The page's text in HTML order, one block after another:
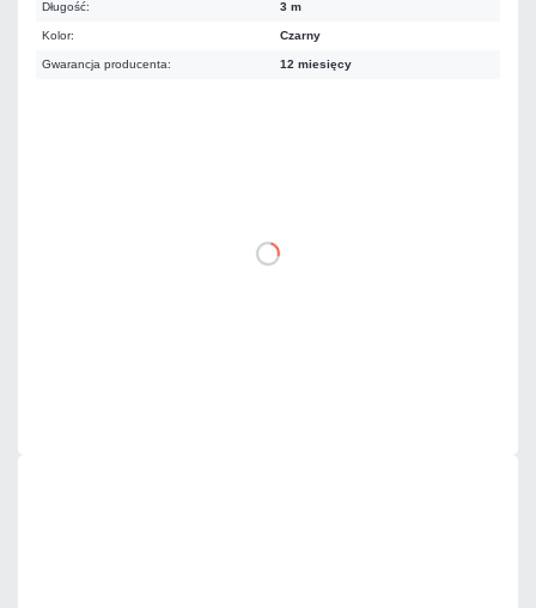
Długość: 3 m
Kolor: Czarny
Gwarancja producenta: 12 miesięcy
DO KOSZYKA